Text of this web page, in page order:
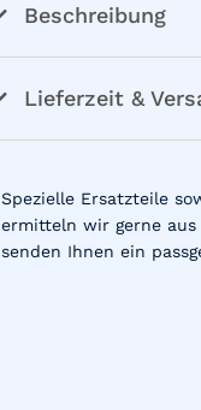
Beschreibung
Lieferzeit &
Spezielle Ersatzteile
ermitteln wir gerne
senden Ihnen ein